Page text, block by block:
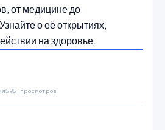
от медицине до
о её открытиях,
на здоровье.
595 просмотров